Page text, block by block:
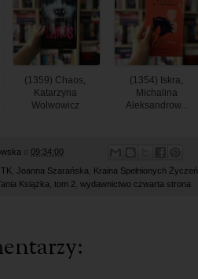
(1359) Chaos,
Katarzyna
Wolwowicz
(1354) Iskra,
Michalina
Aleksandrow...
09:34:00
Joanna Szarańska Kraina Spełnionych Życzeń
Książka tom 2 wydawnictwo czwarta strona